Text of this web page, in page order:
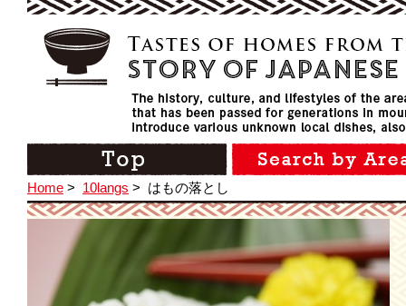
Home > 10langs > はもの落とし